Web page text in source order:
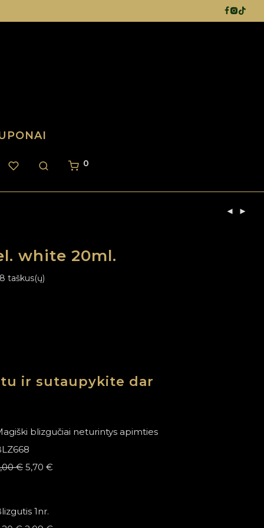
0
white 20ml.
taškus(ų)
ir sutaupykite dar
blizgučiai neturintys apimties
€ Original
5,70 €
1nr.